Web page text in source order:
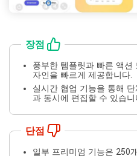
장점
풍부한 템플릿과 빠른 액션
자인을 빠르게 제공합니다.
실시간 협업 기능을 통해
과 동시에 편집할 수 있습니
단점
일부 프리미엄 기능은 250